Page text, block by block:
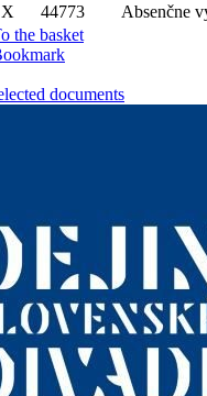
44773 Absenčne
the basket
documents